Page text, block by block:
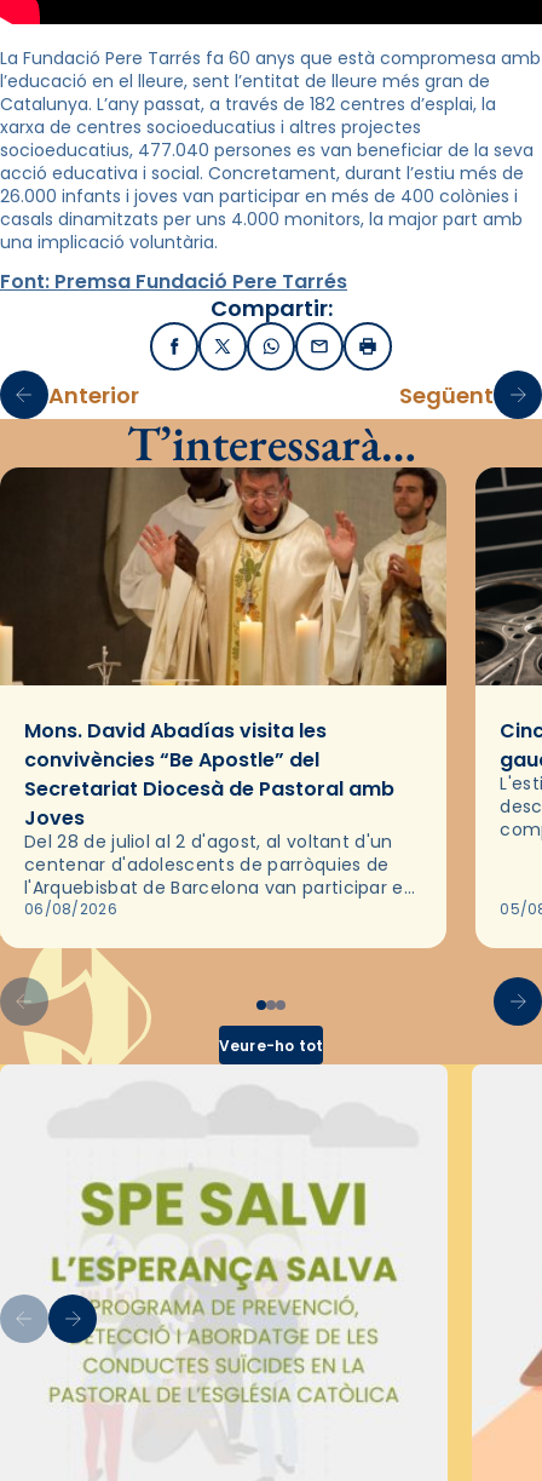
La Fundació Pere Tarrés fa 60 anys que està compromesa amb
l’educació en el lleure, sent l’entitat de lleure més gran de
Catalunya. L’any passat, a través de 182 centres d’esplai, la
xarxa de centres socioeducatius i altres projectes
socioeducatius, 477.040 persones es van beneficiar de la seva
acció educativa i social. Concretament, durant l’estiu més de
26.000 infants i joves van participar en més de 400 colònies i
casals dinamitzats per uns 4.000 monitors, la major part amb
una implicació voluntària.
Font: Premsa Fundació Pere Tarrés
Compartir:
FacebookX / TwitterWhatsApp
EmailImprimir
Anterior Següent
T’interessarà…
Mons. David Abadías visita les
convivències “Be Apostle” del
Secretariat Diocesà de Pastoral amb
Joves
Del 28 de juliol al 2 d'agost, al voltant d'un
centenar d'adolescents de parròquies de
l'Arquebisbat de Barcelona van participar en
les convivències Be Apostle, organitzades
06/08/2026 05/
Veure-ho tot